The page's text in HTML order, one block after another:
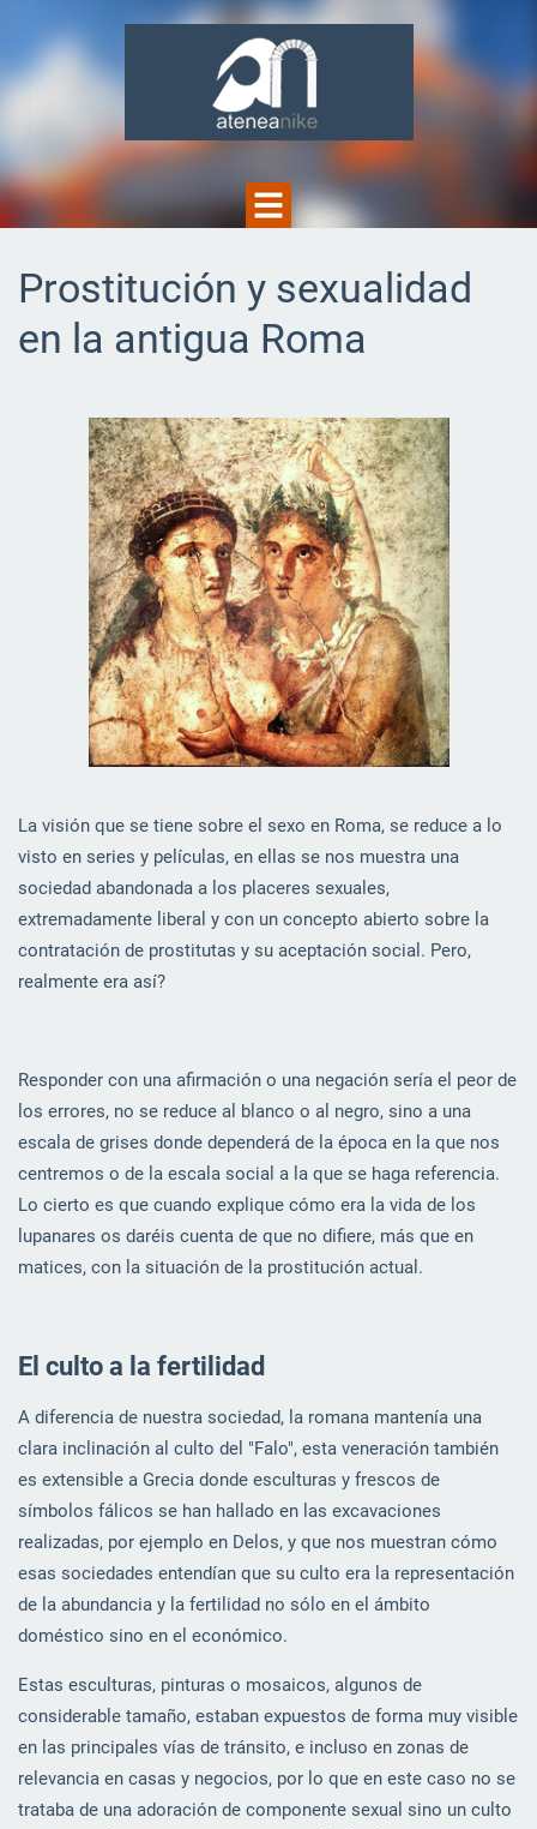
Prostitución y sexualidad
en la antigua Roma
La visión que se tiene sobre el sexo en Roma, se reduce a lo
visto en series y películas, en ellas se nos muestra una
sociedad abandonada a los placeres sexuales,
extremadamente liberal y con un concepto abierto sobre la
contratación de prostitutas y su aceptación social. Pero,
realmente era así?
Responder con una afirmación o una negación sería el peor de
los errores, no se reduce al blanco o al negro, sino a una
escala de grises donde dependerá de la época en la que nos
centremos o de la escala social a la que se haga referencia.
Lo cierto es que cuando explique cómo era la vida de los
lupanares os daréis cuenta de que no difiere, más que en
matices, con la situación de la prostitución actual.
El culto a la fertilidad
A diferencia de nuestra sociedad, la romana mantenía una
clara inclinación al culto del "Falo", esta veneración también
es extensible a Grecia donde esculturas y frescos de
símbolos fálicos se han hallado en las excavaciones
realizadas, por ejemplo en Delos, y que nos muestran cómo
esas sociedades entendían que su culto era la representación
de la abundancia y la fertilidad no sólo en el ámbito
doméstico sino en el económico.
Estas esculturas, pinturas o mosaicos, algunos de
considerable tamaño, estaban expuestos de forma muy visible
en las principales vías de tránsito, e incluso en zonas de
relevancia en casas y negocios, por lo que en este caso no se
trataba de una adoración de componente sexual sino un culto